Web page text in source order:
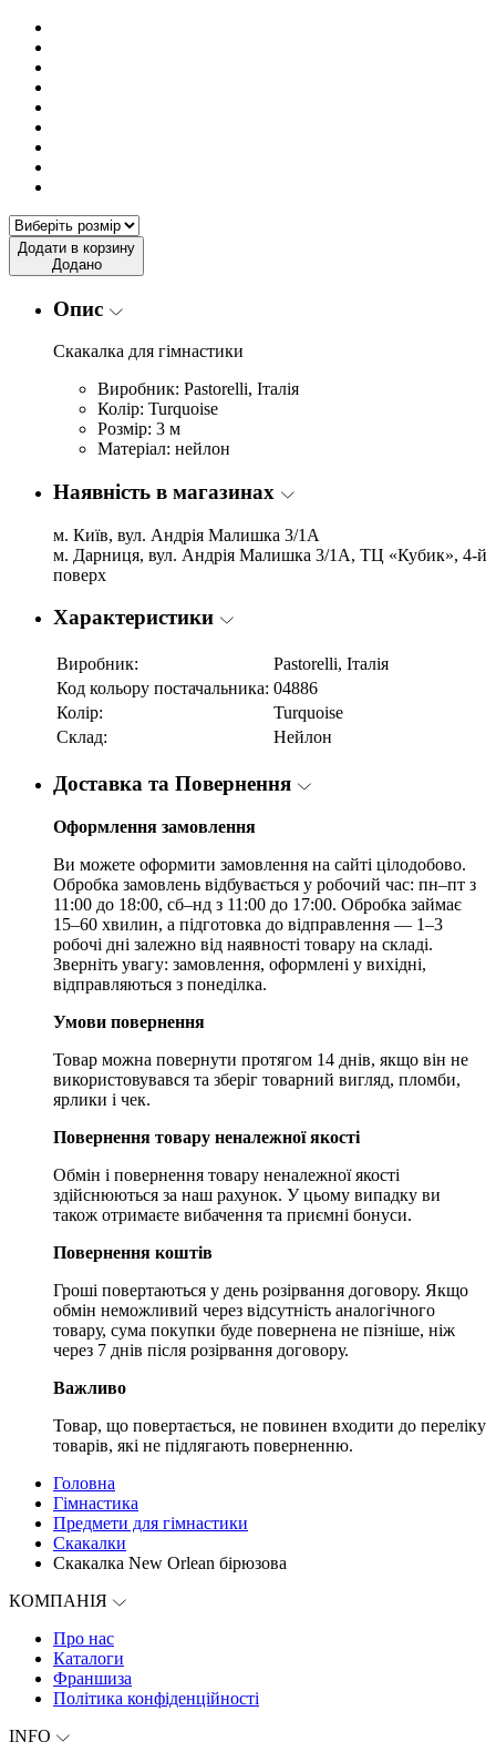
Додати в корзину
Додано
Опис
Скакалка для гімнастики
Виробник: Pastorelli, Італія
Колір: Turquoise
Розмір: 3 м
Матеріал: нейлон
Наявність в магазинах
м. Київ, вул. Андрія Малишка 3/1А
м. Дарниця, вул. Андрія Малишка 3/1А, ТЦ «Кубик», 4-й
поверх
Характеристики
Виробник:
Pastorelli, Італія
Код кольору постачальника: 04886
Колір:
Turquoise
Склад:
Нейлон
Доставка та Повернення
Оформлення замовлення
Ви можете оформити замовлення на сайті цілодобово.
Обробка замовлень відбувається у робочий час: пн–пт з
11:00 до 18:00, сб–нд з 11:00 до 17:00. Обробка займає
15–60 хвилин, а підготовка до відправлення — 1–3
робочі дні залежно від наявності товару на складі.
Зверніть увагу: замовлення, оформлені у вихідні,
відправляються з понеділка.
Умови повернення
Товар можна повернути протягом 14 днів, якщо він не
використовувався та зберіг товарний вигляд, пломби,
ярлики і чек.
Повернення товару неналежної якості
Обмін і повернення товару неналежної якості
здійснюються за наш рахунок. У цьому випадку ви
також отримаєте вибачення та приємні бонуси.
Повернення коштів
Гроші повертаються у день розірвання договору. Якщо
обмін неможливий через відсутність аналогічного
товару, сума покупки буде повернена не пізніше, ніж
через 7 днів після розірвання договору.
Важливо
Товар, що повертається, не повинен входити до переліку
товарів, які не підлягають поверненню.
Головна
Гімнастика
Предмети для гімнастики
Скакалки
Скакалка New Orlean бірюзова
КОМПАНІЯ
Про нас
Каталоги
Франшиза
Політика конфіденційності
INFO